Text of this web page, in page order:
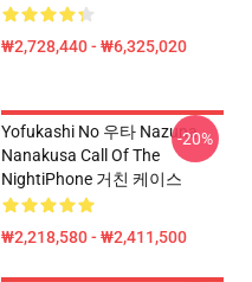
₩2,728,440 - ₩6,325,020
Yofukashi No 우타 Nazuna
Nanakusa Call Of The
NightiPhone 거친 케이스
₩2,218,580 - ₩2,411,500
-20%